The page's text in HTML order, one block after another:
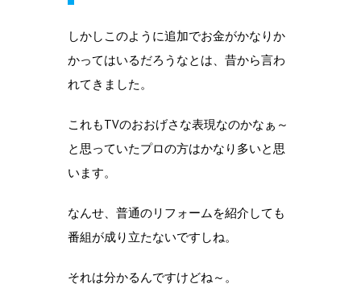
しかしこのように追加でお金がかなりか
かってはいるだろうなとは、昔から言わ
れてきました。
これもTVのおおげさな表現なのかなぁ～
と思っていたプロの方はかなり多いと思
います。
なんせ、普通のリフォームを紹介しても
番組が成り立たないですしね。
それは分かるんですけどね～。